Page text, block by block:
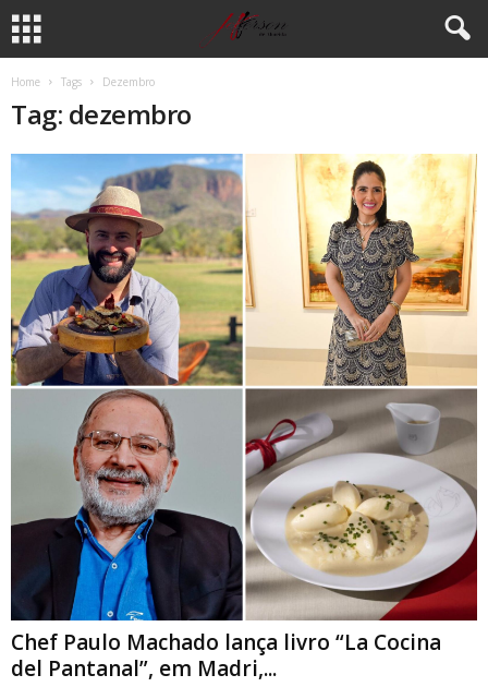
Home Tags Dezembro
Tag: dezembro
Chef Paulo Machado lança livro “La Cocina
del Pantanal”, em Madri,...